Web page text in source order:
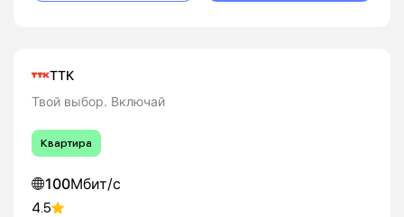
ТТК
Твой выбор. Включай
Квартира
100Мбит/с
4.5